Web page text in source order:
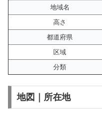
地域名
高さ
都道府県
区域
分類
地図｜所在地